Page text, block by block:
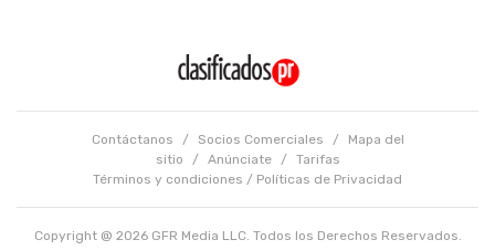
Contáctanos / Socios Comerciales /
Mapa del
sitio
/ Anúnciate /
Tarifas
Términos y condiciones / Políticas de Privacidad
Copyright @ 2026 GFR Media LLC. Todos los Derechos Reservados.